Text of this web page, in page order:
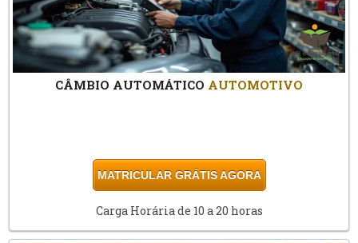
CÂMBIO AUTOMÁTICO AUTOMOTIVO
MATRICULAR GRÁTIS AGORA
Carga Horária de 10 a 20 horas